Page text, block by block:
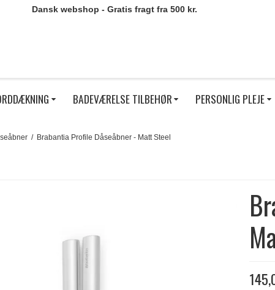
Dansk webshop - Gratis fragt fra 500 kr.
BADEVÆRELSE TILBEHØR PERSONLIG PLEJE
/ Brabantia Profile Dåseåbner - Matt Steel